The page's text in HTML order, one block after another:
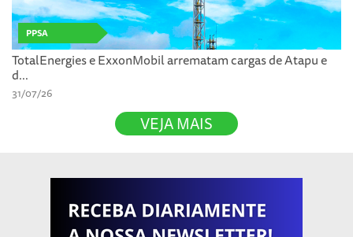
PPSA
TotalEnergies e ExxonMobil arrematam cargas de Atapu e
d...
31/07/26
VEJA MAIS